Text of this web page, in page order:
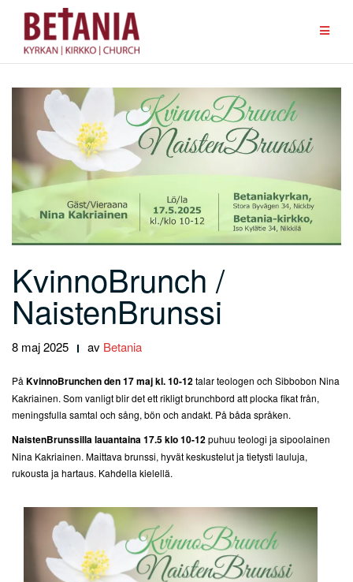
Hoppa
innehåll
KvinnoBrunch /
NaistenBrunssi
8 maj 2025 av Betania
På KvinnoBrunchen den 17 maj kl. 10-12talar teologen och Sibbobon Nina
Kakriainen. Som vanligt blir det ett rikligt brunchbord att plocka fikat från,
meningsfulla samtal och sång, bön och andakt. På båda språken.
NaistenBrunssilla lauantaina 17.5 klo 10-12puhuu teologi ja sipoolainen
Nina Kakriainen. Maittava brunssi, hyvät keskustelut ja tietysti lauluja,
rukousta ja hartaus. Kahdella kielellä.